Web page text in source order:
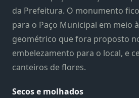
da Prefeitura. O monumento
para o Paço Municipal em meio
geométrico que fora proposto
embelezamento para o local, e
canteiros de flores.
Secos e molhados